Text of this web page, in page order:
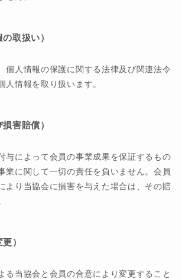
取扱い）
個人情報の保護に関する法律及び関連法令
人情報を取り扱います。
害賠償）
与によって会員の事業成果を保証するもの
業に関して一切の責任を負いません。会員
より当協会に損害を与えた場合は、その賠
）
る当協会と会員の合意により変更すること